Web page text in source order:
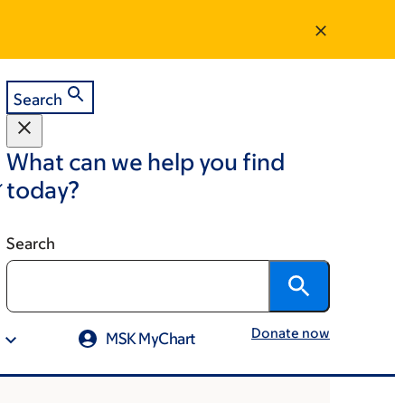
Search
What can we help you find
today?
Search
MSK MyChart Donate now